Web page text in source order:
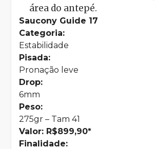
área do antepé.
Saucony Guide 17
Categoria:
Estabilidade
Pisada:
Pronação leve
Drop:
6mm
Peso:
275gr – Tam 41
Valor: R$899,90*
Finalidade: